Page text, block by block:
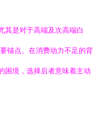
其是对于高端及次高端白
锚点。在消费动力不足的背
困境，选择后者意味着主动